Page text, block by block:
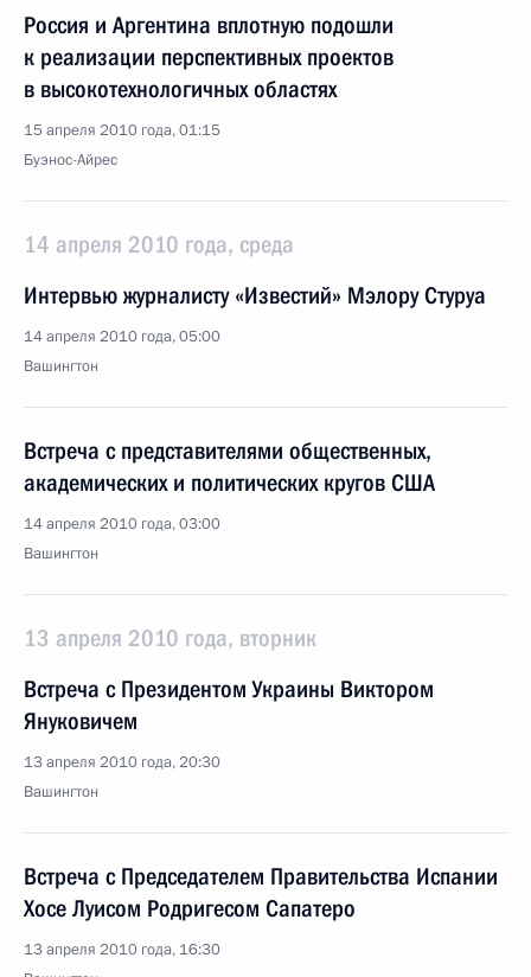
Россия и Аргентина вплотную подошли
к реализации перспективных проектов
в высокотехнологичных областях
15 апреля 2010 года, 01:15
Буэнос-Айрес
14 апреля 2010 года, среда
Интервью журналисту «Известий» Мэлору Стуруа
14 апреля 2010 года, 05:00
Вашингтон
Встреча с представителями общественных,
академических и политических кругов США
14 апреля 2010 года, 03:00
Вашингтон
13 апреля 2010 года, вторник
Встреча с Президентом Украины Виктором
Януковичем
13 апреля 2010 года, 20:30
Вашингтон
Встреча с Председателем Правительства Испании
Хосе Луисом Родригесом Сапатеро
13 апреля 2010 года, 16:30